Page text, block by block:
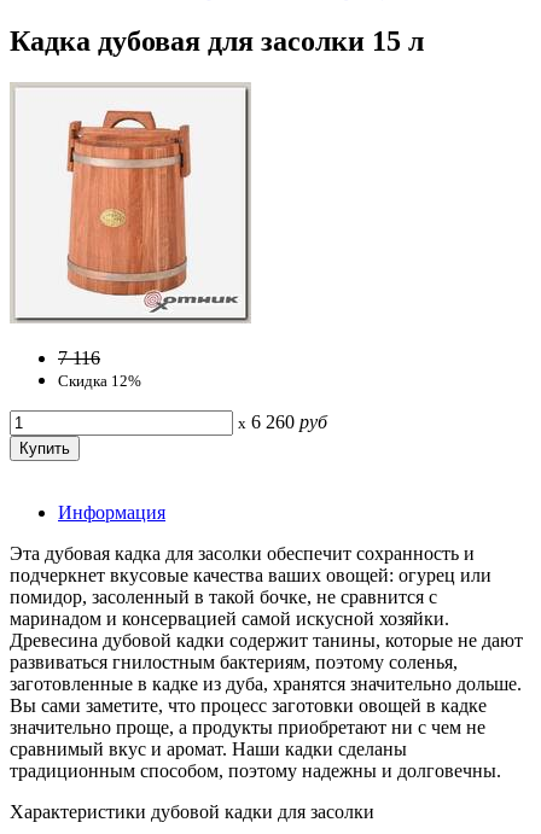
Кадка дубовая для засолки 15 л
7 116
Скидка 12%
x 6 260 руб
Информация
Эта дубовая кадка для засолки обеспечит сохранность и
подчеркнет вкусовые качества ваших овощей: огурец или
помидор, засоленный в такой бочке, не сравнится с
маринадом и консервацией самой искусной хозяйки.
Древесина дубовой кадки содержит танины, которые не дают
развиваться гнилостным бактериям, поэтому соленья,
заготовленные в кадке из дуба, хранятся значительно дольше.
Вы сами заметите, что процесс заготовки овощей в кадке
значительно проще, а продукты приобретают ни с чем не
сравнимый вкус и аромат. Наши кадки сделаны
традиционным способом, поэтому надежны и долговечны.
Характеристики дубовой кадки для засолки